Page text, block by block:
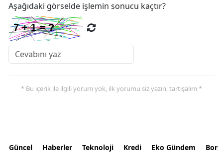
Aşağıdaki görselde işlemin sonucu kaçtır?
* Bu içerik ile ilgili yorum yok, ilk yorumu siz yazın, tartışalım *
Güncel Haberler Teknoloji Kredi Eko Gündem